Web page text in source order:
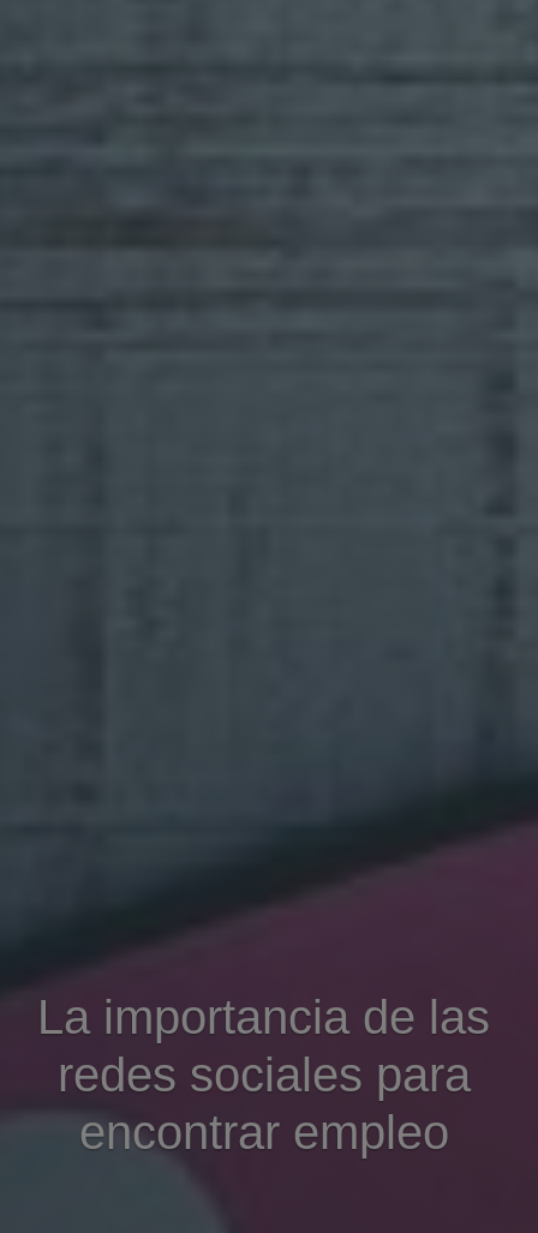
La importancia de las
redes sociales para
encontrar empleo